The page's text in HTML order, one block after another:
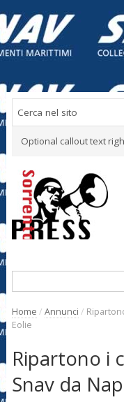
Optional callout text
Home / Annunci /
Eolie
Ripartono i
Snav da